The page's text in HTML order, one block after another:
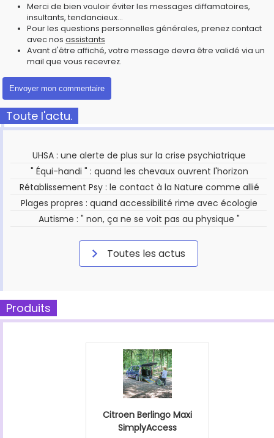
Merci de bien vouloir éviter les messages diffamatoires,
insultants, tendancieux...
Pour les questions personnelles générales, prenez contact
avec nos assistants
Avant d'être affiché, votre message devra être validé via un
mail que vous recevrez.
Toute l'actu.
UHSA : une alerte de plus sur la crise psychiatrique
" Équi-handi " : quand les chevaux ouvrent l'horizon
Rétablissement Psy : le contact à la Nature comme allié
Plages propres : quand accessibilité rime avec écologie
Autisme : " non, ça ne se voit pas au physique "
Toutes les actus
Produits
Citroen Berlingo Maxi
SimplyAccess